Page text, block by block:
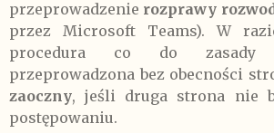
przeprowadzenie rozprawy
przez Microsoft Teams). W
procedura co do zasady
przeprowadzona bez obecności
zaoczny, jeśli druga strona nie
postępowaniu.